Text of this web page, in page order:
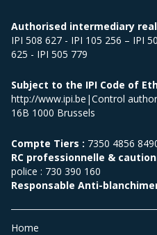
Authorised intermediary
IPI 508 627 - IPI 105 256 – IPI
625 - IPI 505 779
Subject to the IPI Code of
http://www.ipi.be|Control
16B 1000 Brussels
Compte Tiers : 7350 4856
RC professionnelle &
police : 730 390 160
Responsable Anti-
Home